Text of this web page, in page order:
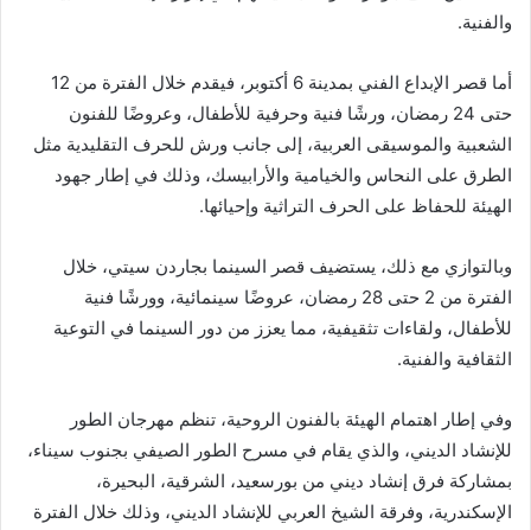
والفنية.
أما قصر الإبداع الفني بمدينة 6 أكتوبر، فيقدم خلال الفترة من 12
حتى 24 رمضان، ورشًا فنية وحرفية للأطفال، وعروضًا للفنون
الشعبية والموسيقى العربية، إلى جانب ورش للحرف التقليدية مثل
الطرق على النحاس والخيامية والأرابيسك، وذلك في إطار جهود
الهيئة للحفاظ على الحرف التراثية وإحيائها.
وبالتوازي مع ذلك، يستضيف قصر السينما بجاردن سيتي، خلال
الفترة من 2 حتى 28 رمضان، عروضًا سينمائية، وورشًا فنية
للأطفال، ولقاءات تثقيفية، مما يعزز من دور السينما في التوعية
الثقافية والفنية.
وفي إطار اهتمام الهيئة بالفنون الروحية، تنظم مهرجان الطور
للإنشاد الديني، والذي يقام في مسرح الطور الصيفي بجنوب سيناء،
بمشاركة فرق إنشاد ديني من بورسعيد، الشرقية، البحيرة،
الإسكندرية، وفرقة الشيخ العربي للإنشاد الديني، وذلك خلال الفترة